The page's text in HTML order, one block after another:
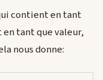
contient en tant
tant que valeur,
nous donne: